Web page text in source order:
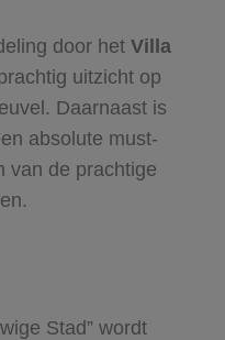
door het Villa
uitzicht op
Daarnaast is
absolute must-
van de prachtige
Stad” wordt